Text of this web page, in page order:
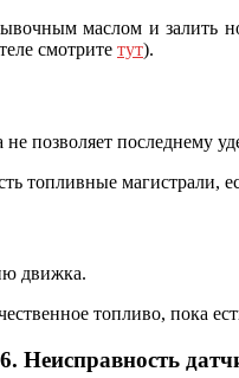
маслом и залить
смотрите тут).
не позволяет последнему
топливные магистрали,
движка.
топливо, пока
6. Неисправность